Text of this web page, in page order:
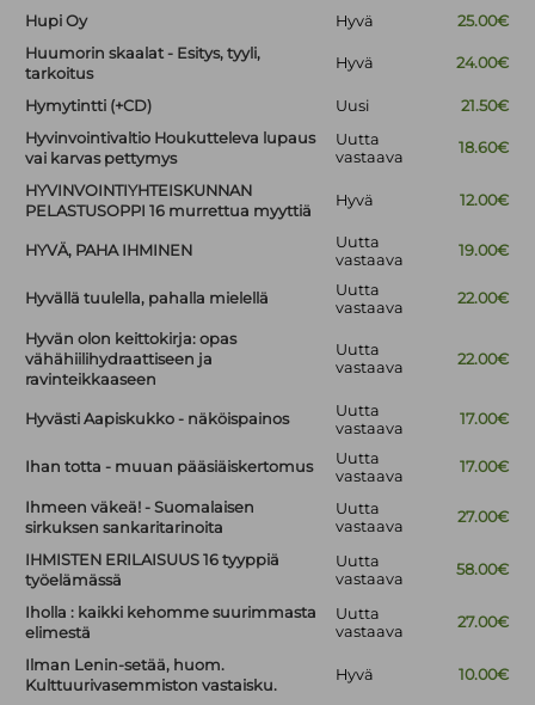
Hupi Oy Hyvä
25.00€
Huumorin skaalat - Esitys, tyyli,
tarkoitus
Hyvä 24.00€
Hymytintti (+CD) Uusi
21.50€
Hyvinvointivaltio Houkutteleva lupaus
vai karvas pettymys
Uutta
vastaava
18.60€
HYVINVOINTIYHTEISKUNNAN
PELASTUSOPPI 16 murrettua myyttiä
Hyvä 12.00€
HYVÄ, PAHA IHMINEN
Uutta
vastaava
19.00€
Hyvällä tuulella, pahalla mielellä
Uutta
vastaava
22.00€
Hyvän olon keittokirja: opas
vähähiilihydraattiseen ja
ravinteikkaaseen
Uutta
vastaava
22.00€
Hyvästi Aapiskukko - näköispainos
Uutta
vastaava
17.00€
Ihan totta - muuan pääsiäiskertomus
Uutta
vastaava
17.00€
Ihmeen väkeä! - Suomalaisen
sirkuksen sankaritarinoita
Uutta
vastaava
27.00€
IHMISTEN ERILAISUUS 16 tyyppiä
työelämässä
Uutta
vastaava
58.00€
Iholla : kaikki kehomme suurimmasta
elimestä
Uutta
vastaava
27.00€
Ilman Lenin-setää, huom.
Kulttuurivasemmiston vastaisku.
Hyvä 10.00€